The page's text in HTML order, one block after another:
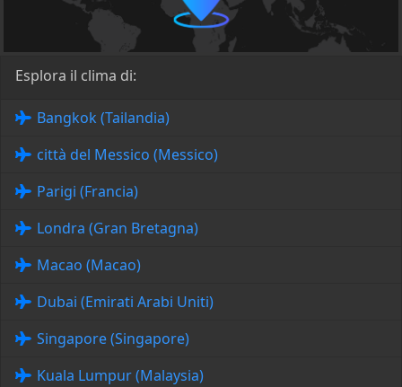
Esplora il clima di:
Bangkok (Tailandia)
città del Messico (Messico)
Parigi (Francia)
Londra (Gran Bretagna)
Macao (Macao)
Dubai (Emirati Arabi Uniti)
Singapore (Singapore)
Kuala Lumpur (Malaysia)